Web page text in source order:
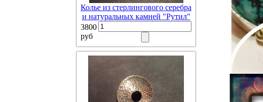
Колье из стерлингового серебра
и натуральных камней "Рутил"
3800
руб